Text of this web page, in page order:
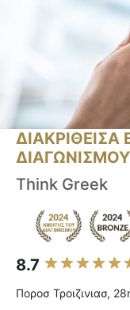
ΔΙΑΚΡΙΘΕΙΣΑ
ΔΙΑΓΩΝΙΣΜΟΥ
Think Greek
8.7
Ποροσ Τροιζινιασ,